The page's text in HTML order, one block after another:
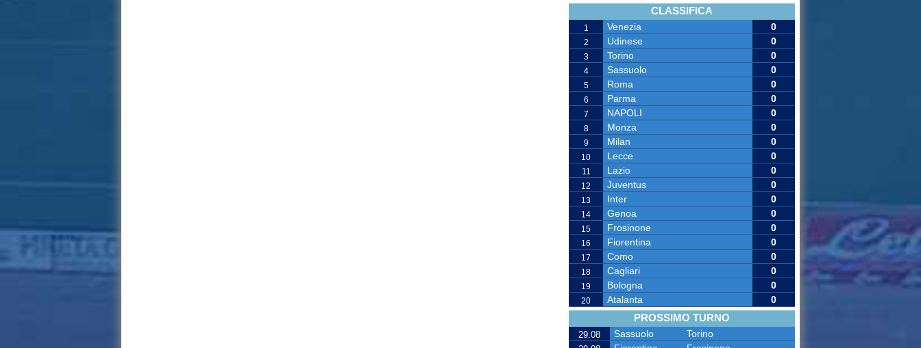
CLASSIFICA
1 Venezia 0
2 Udinese 0
3 Torino 0
4 Sassuolo 0
5 Roma 0
6 Parma 0
7 NAPOLI 0
8 Monza 0
9 Milan 0
10 Lecce 0
11 Lazio 0
12 Juventus 0
13 Inter 0
14 Genoa 0
15 Frosinone 0
16 Fiorentina 0
17 Como 0
18 Cagliari 0
19 Bologna 0
20 Atalanta 0
PROSSIMO TURNO
29.08 Sassuolo Torino